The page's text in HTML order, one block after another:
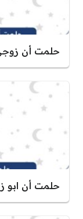
حلمت أن
حلمت أن